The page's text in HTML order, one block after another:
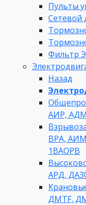
Пульты
Сетевой
Фильтр
Назад
АИР,
ВРА,
1ВАОРВ
АРД,
ДMTF,